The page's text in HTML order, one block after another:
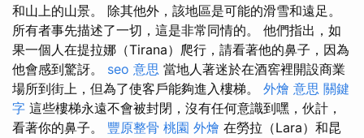
和山上的山景。 除其他外，該地區是可能的滑雪和遠足。
所有者事先描述了一切，這是非常同情的。 他們指出，如
果一個人在提拉娜（Tirana）爬行，請看著他的鼻子，因為
他會感到驚訝。 seo 意思 當地人著迷於在酒窖裡開設商業
場所到街上，但為了使客戶能夠進入樓梯。 外燴 意思 關鍵
字 這些樓梯永遠不會被封閉，沒有任何意識到嘿，伙計，
看著你的鼻子。 豐原整骨 桃園 外燴 在勞拉（Lara）和昆